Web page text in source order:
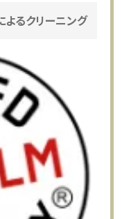
るクリーニング